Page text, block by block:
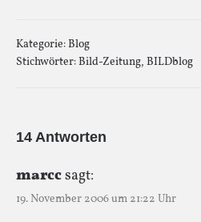
Kategorie:Blog
Stichwörter:Bild-Zeitung, BILDblog
14 Antworten
marccsagt:
19. November 2006 um 21:22 Uhr